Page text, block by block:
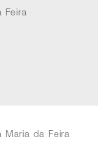
Feira
da Feira